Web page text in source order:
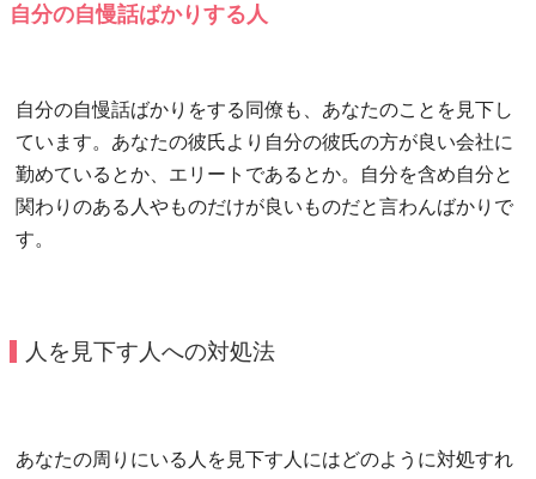
自分の自慢話ばかりする人
自分の自慢話ばかりをする同僚も、あなたのことを見下し
ています。あなたの彼氏より自分の彼氏の方が良い会社に
勤めているとか、エリートであるとか。自分を含め自分と
関わりのある人やものだけが良いものだと言わんばかりで
す。
人を見下す人への対処法
あなたの周りにいる人を見下す人にはどのように対処すれ